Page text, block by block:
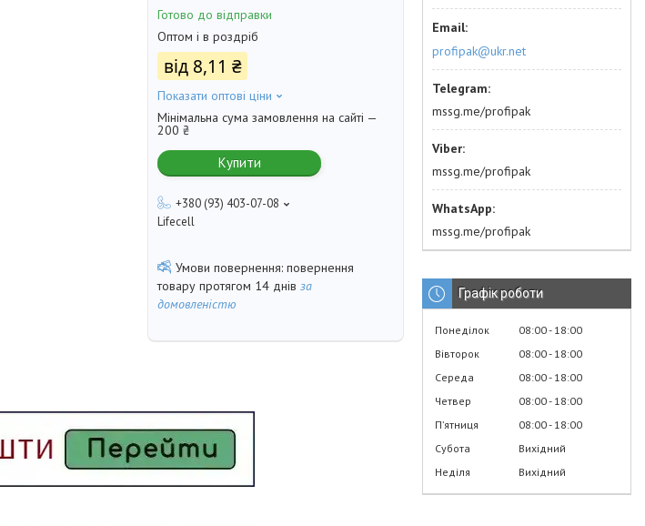
Готово до відправки
Оптом і в роздріб
від 8,11 ₴
Показати оптові ціни
Мінімальна сума замовлення на сайті —
200 ₴
Купити
+380 (93) 403-07-08
Lifecell
повернення
товару протягом 14 днів за
домовленістю
profipak@ukr.net
mssg.me/profipak
mssg.me/profipak
mssg.me/profipak
Графік роботи
Понеділок 08:00 18:00
Вівторок
08:00 18:00
Середа
08:00 18:00
Четвер
08:00 18:00
Пʼятниця
08:00 18:00
Субота
Вихідний
Неділя
Вихідний